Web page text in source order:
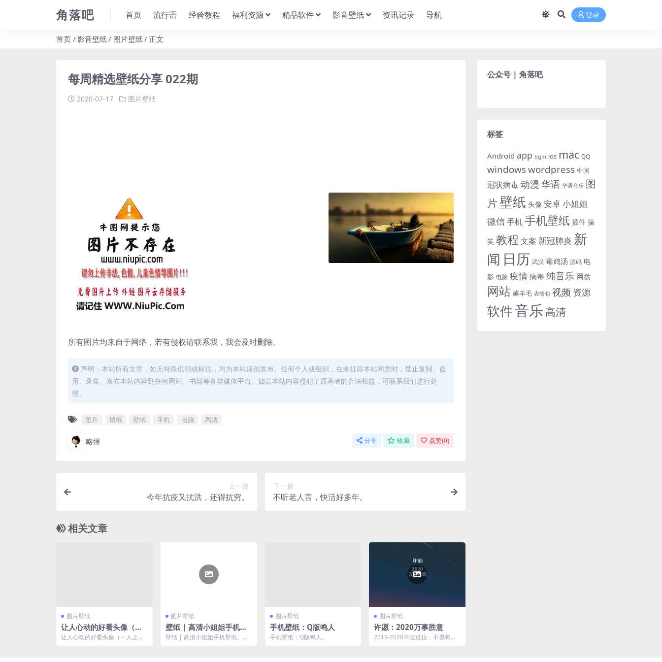
角落吧 首页 流行语 经验教程 福利资源 精品软件 影音壁纸 资讯记录 导航 登录
首页 影音壁纸 图片壁纸 正文
每周精选壁纸分享 022期
2020-07-17 图片壁纸
所有图片均来自于网络，若有侵权请联系我，我会及时删除。
声明：本站所有文章，如无特殊说明或标注，均为本站原创发布。任何个人或组织，在未征得本站同意时，禁止复制、盗
用、采集、发布本站内容到任何网站、书籍等各类媒体平台。如若本站内容侵犯了原著者的合法权益，可联系我们进行处
理。
图片 墙纸 壁纸 手机 电脑 高清
略懂 分享 收藏 点赞(0)
上一篇
今年抗疫又抗洪，还得抗穷。
下一篇
不听老人言，快活好多年。
相关文章
图片壁纸
让人心动的好看头像（一
人之下：王也）
让人心动的好看头像（一人之
图片壁纸
壁纸 | 高清小姐姐手机壁
纸
壁纸 | 高清小姐姐手机壁纸。我
图片壁纸
手机壁纸：Q版鸣人
手机壁纸：Q版鸣人。
图片壁纸
许愿：2020万事胜意
2019-2020不念过往，不畏将
公众号 | 角落吧
标签
Android app bgm ios mac QQ
windowswordpress 中国
冠状病毒动漫 华语 华语音乐 图
片 壁纸 头像 安卓小姐姐
微信手机手机壁纸 插件 搞
笑 教程 文案 新冠肺炎 新
闻 日历 武汉 毒鸡汤 源码 电
影 电脑 疫情 病毒 纯音乐 网盘
网站 薅羊毛 表情包 视频 资源
软件音乐 高清